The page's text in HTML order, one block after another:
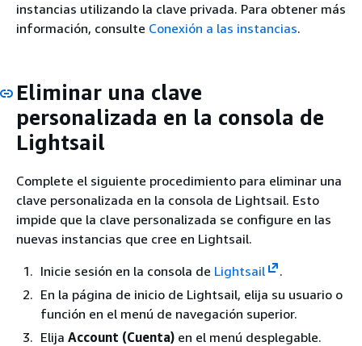
instancias utilizando la clave privada. Para obtener más
información, consulte Conexión a las instancias.
Eliminar una clave
personalizada en la consola de
Lightsail
Complete el siguiente procedimiento para eliminar una
clave personalizada en la consola de Lightsail. Esto
impide que la clave personalizada se configure en las
nuevas instancias que cree en Lightsail.
Inicie sesión en la consola de Lightsail
.
En la página de inicio de Lightsail, elija su usuario o
función en el menú de navegación superior.
Elija Account (Cuenta) en el menú desplegable.